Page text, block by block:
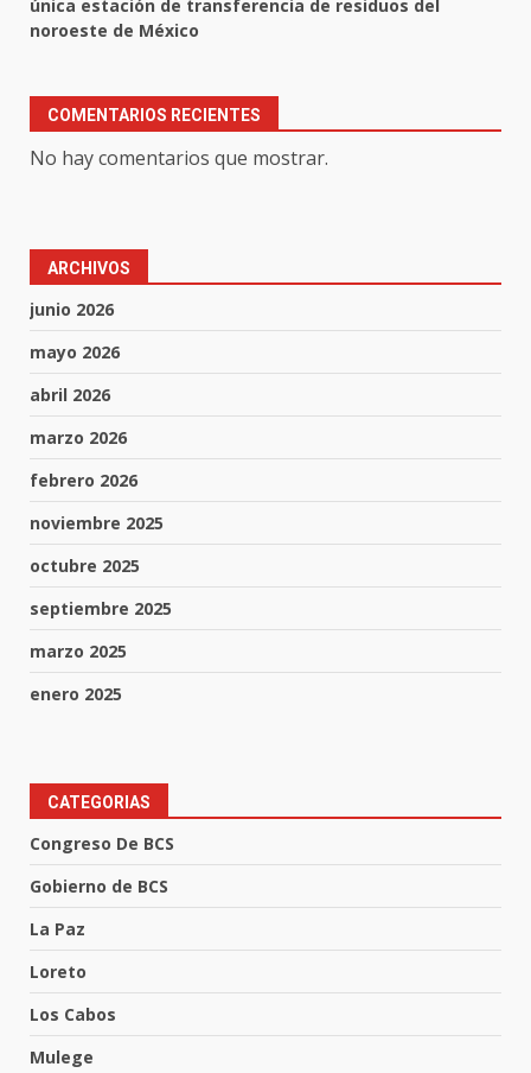
única estación de transferencia de residuos del
noroeste de México
COMENTARIOS RECIENTES
No hay comentarios que mostrar.
ARCHIVOS
junio 2026
mayo 2026
abril 2026
marzo 2026
febrero 2026
noviembre 2025
octubre 2025
septiembre 2025
marzo 2025
enero 2025
CATEGORIAS
Congreso De BCS
Gobierno de BCS
La Paz
Loreto
Los Cabos
Mulege